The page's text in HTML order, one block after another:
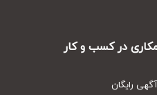
در کسب و کار
رایگان